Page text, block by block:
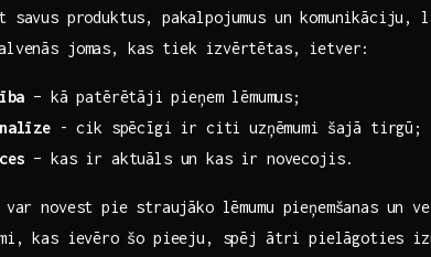
savus⁣ produktus, pakalpojumus ⁤un komunikāciju,
jomas,‌ kas tiek izvērtētas, ietver:
– kā patērētāji⁤ pieņem lēmumus;
⁤- ‍cik spēcīgi ir citi uzņēmumi šajā tirgū;
– kas ir aktuāls un kas ir novecojis.
novest pie⁣ straujāko lēmumu pieņemšanas un
⁤kas‌ ievēro⁤ šo pieeju, spēj ātri pielāgoties